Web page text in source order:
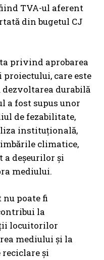
TVA-ul aferent
din bugetul CJ
privind aprobarea
care este
durabilă
a fost supus unor
de fezabilitate,
instituțională,
climatice,
a deșeurilor și
mediului.
poate fi
la
locuitorilor
mediului și la
și